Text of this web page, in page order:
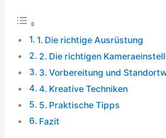
1. Die richtige Ausrüstung
2. Die richtigen
3. Vorbereitung und
4. Kreative Techniken
5. Praktische Tipps
Fazit